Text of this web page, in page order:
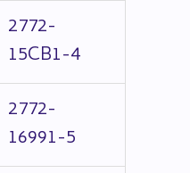
2772-
15CB1-4
2772-
16991-5